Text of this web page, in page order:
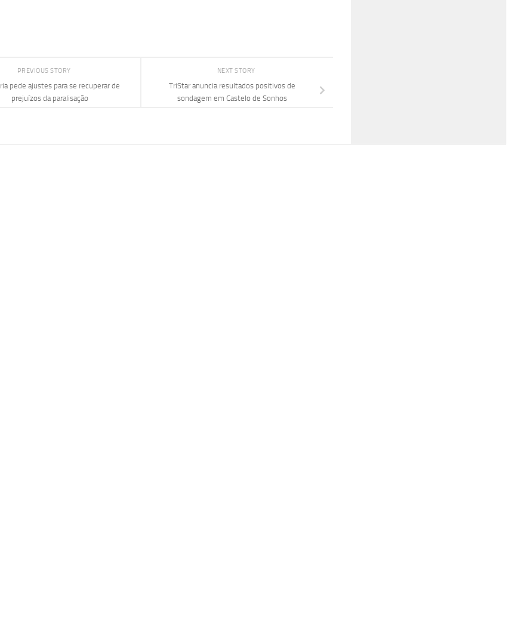
NEXT STORY
TriStar anuncia resultados positivos de
sondagem em Castelo de Sonhos
PREVIOUS STORY
pede ajustes para se recuperar de
prejuízos da paralisação